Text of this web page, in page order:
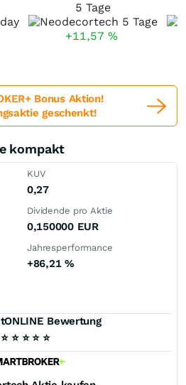
5 Tage
+11,57 %
Bonus Aktion!
geschenkt!
kompakt
KUV
0,27
Dividende pro Aktie
0,150000 EUR
Jahresperformance
+86,21 %
Bewertung
⭐ ⭐ ⭐ ⭐ ⭐